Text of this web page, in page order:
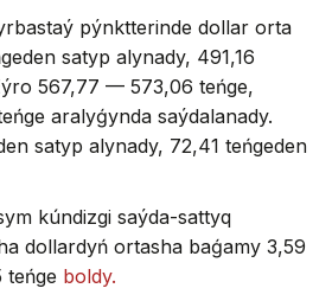
pýnktterinde dollar orta
satyp alynady, 491,16
567,77 — 573,06 teńge,
aralyǵynda saýdalanady.
satyp alynady, 72,41 teńgeden
kúndizgi saýda-sattyq
dollardyń ortasha baǵamy 3,59
teńge boldy.